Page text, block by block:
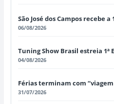
São José dos Campos
06/08/2026
Tuning Show Brasil estreia 1ª
04/08/2026
Férias terminam com
31/07/2026